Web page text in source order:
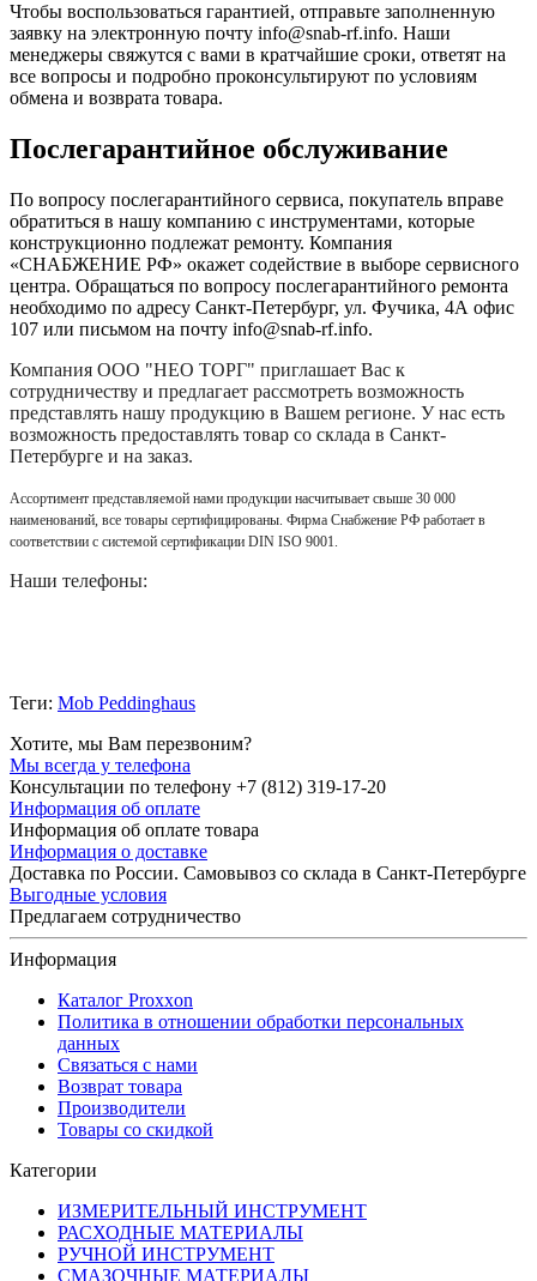
Чтобы воспользоваться гарантией, отправьте заполненную
заявку на электронную почту info@snab-rf.info. Наши
менеджеры свяжутся с вами в кратчайшие сроки, ответят на
все вопросы и подробно проконсультируют по условиям
обмена и возврата товара.
Послегарантийное обслуживание
По вопросу послегарантийного сервиса, покупатель вправе
обратиться в нашу компанию с инструментами, которые
конструкционно подлежат ремонту. Компания
«СНАБЖЕНИЕ РФ» окажет содействие в выборе сервисного
центра. Обращаться по вопросу послегарантийного ремонта
необходимо по адресу Санкт-Петербург, ул. Фучика, 4А офис
107 или письмом на почту info@snab-rf.info.
Компания ООО "НЕО ТОРГ" приглашает Вас к
сотрудничеству и предлагает рассмотреть возможность
представлять нашу продукцию в Вашем регионе. У нас есть
возможность предоставлять товар со склада в Санкт-
Петербурге и на заказ.
Ассортимент представляемой нами продукции насчитывает свыше 30 000
наименований, все товары сертифицированы. Фирма Снабжение РФ работает в
соответствии с системой сертификации DIN ISO 9001.
Наши телефоны:
Теги: Mob Peddinghaus
Хотите, мы Вам перезвоним?
Мы всегда у телефона
Консультации по телефону +7 (812) 319-17-20
Информация об оплате
Информация об оплате товара
Информация о доставке
Доставка по России. Самовывоз со склада в Санкт-Петербурге
Выгодные условия
Предлагаем сотрудничество
Информация
Каталог Proxxon
Политика в отношении обработки персональных
данных
Связаться с нами
Возврат товара
Производители
Товары со скидкой
Категории
ИЗМЕРИТЕЛЬНЫЙ ИНСТРУМЕНТ
РАСХОДНЫЕ МАТЕРИАЛЫ
РУЧНОЙ ИНСТРУМЕНТ
СМАЗОЧНЫЕ МАТЕРИАЛЫ